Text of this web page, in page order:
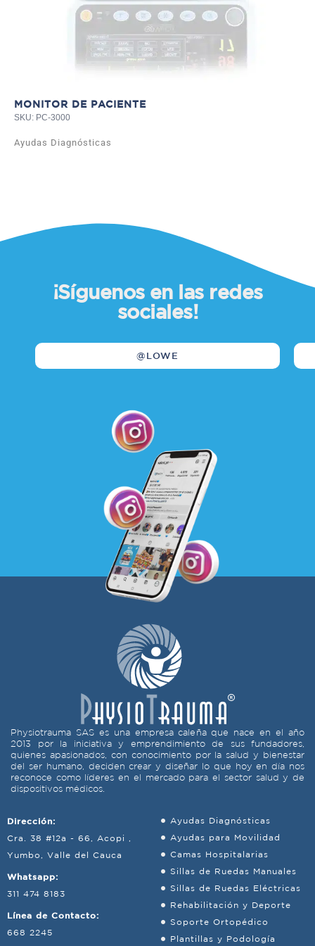
MONITOR DE PACIENTE
SKU: PC-3000
Ayudas Diagnósticas
¡Síguenos en las redes
sociales!
@LOWE
Physiotrauma SAS es una empresa caleña que nace en el año
2013 por la iniciativa y emprendimiento de sus fundadores,
quienes apasionados, con conocimiento por la salud y bienestar
del ser humano, deciden crear y diseñar lo que hoy en día nos
reconoce como líderes en el mercado para el sector salud y de
dispositivos médicos.
Dirección:
Cra. 38 #12a - 66, Acopi ,
Yumbo, Valle del Cauca
Whatsapp:
311 474 8183
Línea de Contacto:
668 2245
Ayudas Diagnósticas
Ayudas para Movilidad
Camas Hospitalarias
Sillas de Ruedas Manuales
Sillas de Ruedas Eléctricas
Rehabilitación y Deporte
Soporte Ortopédico
Plantillas y Podología